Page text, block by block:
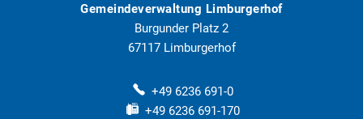
Gemeindeverwaltung Limburgerhof
Burgunder Platz 2
67117 Limburgerhof
+49 6236 691-0
+49 6236 691-170